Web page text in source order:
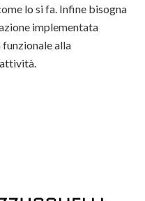
lo si fa. Infine bisogna
implementata
funzionale alla